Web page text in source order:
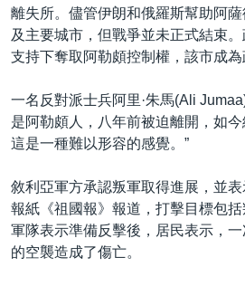
離失所。儘管伊朗和俄羅斯幫助阿
及主要城市，但戰爭並未正式結束
支持下奪取阿勒頗控制權，該市成為
一名反對派士兵阿里·朱馬(Ali
是阿勒頗人，八年前被迫離開，如今
這是一種難以形容的感覺。”
敘利亞軍方承認叛軍取得進展，並
報紙《祖國報》報道，打擊目標包
軍隊表示準備反擊後，居民表示，
的空襲造成了傷亡。